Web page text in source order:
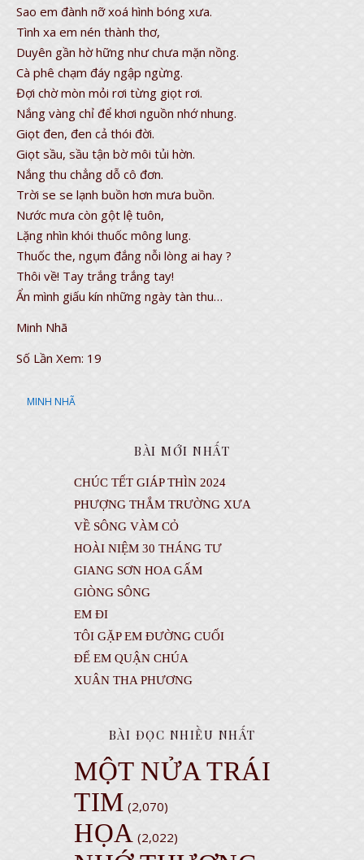
Sao em đành nỡ xoá hình bóng xưa.
Tình xa em nén thành thơ,
Duyên gần hờ hững như chưa mặn nồng.
Cà phê chạm đáy ngập ngừng.
Đợi chờ mòn mỏi rơi từng giọt rơi.
Nắng vàng chỉ để khơi nguồn nhớ nhung.
Giọt đen, đen cả thói đời.
Giọt sầu, sầu tận bờ môi tủi hờn.
Nắng thu chẳng dỗ cô đơn.
Trời se se lạnh buồn hơn mưa buồn.
Nước mưa còn gột lệ tuôn,
Lặng nhìn khói thuốc mông lung.
Thuốc the, ngụm đắng nỗi lòng ai hay ?
Thôi về! Tay trắng trắng tay!
Ẩn mình giấu kín những ngày tàn thu…
Minh Nhã
Số Lần Xem: 19
MINH NHÃ
BÀI MỚI NHẤT
CHÚC TẾT GIÁP THÌN 2024
PHƯỢNG THẮM TRƯỜNG XƯA
VỀ SÔNG VÀM CỎ
HOÀI NIỆM 30 THÁNG TƯ
GIANG SƠN HOA GẤM
GIÒNG SÔNG
EM ĐI
TÔI GẶP EM ĐƯỜNG CUỐI
ĐỂ EM QUẬN CHÚA
XUÂN THA PHƯƠNG
BÀI ĐỌC NHIỀU NHẤT
MỘT NỬA TRÁI
TIM (2,070)
HỌA (2,022)